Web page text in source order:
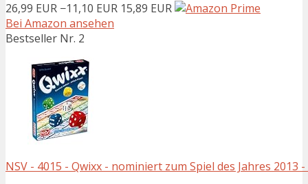
26,99 EUR −11,10 EUR 15,89 EUR
Bei Amazon ansehen
Bestseller Nr. 2
NSV - 4015 - Qwixx - nominiert zum Spiel des Jahres 2013